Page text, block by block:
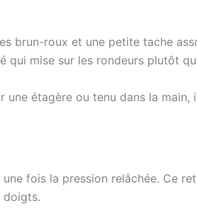
brun-roux et une petite tache
qui mise sur les rondeurs plutôt
étagère ou tenu dans la
fois la pression relâchée. Ce
doigts.